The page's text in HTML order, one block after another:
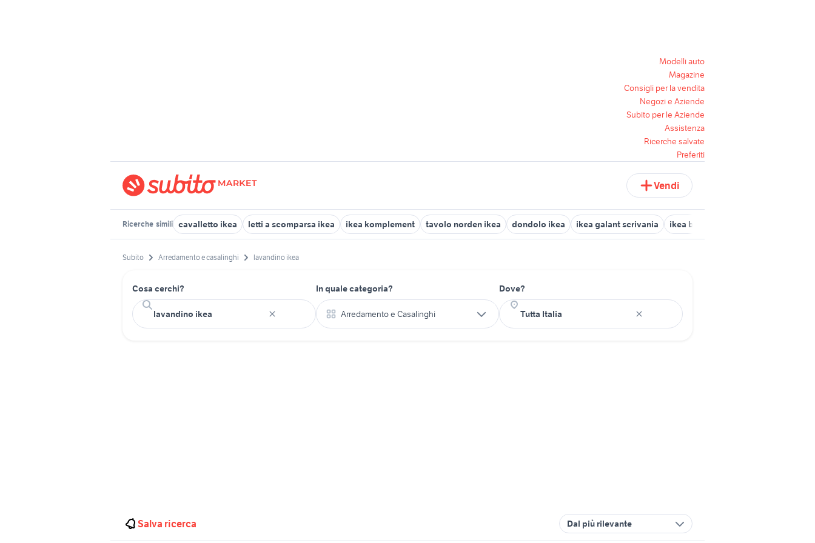
Modelli auto
Magazine
Consigli per la vendita
Negozi e Aziende
Subito per le Aziende
Assistenza
Ricerche salvate
Preferiti
Vendi
Ricerche simili cavalletto ikea letti a scomparsa ikea ikea komplement tavolo norden ikea dondolo ikea ikea galant scrivania ikea bekant
Subito Arredamento e casalinghi lavandino ikea
Cosa cerchi? In quale categoria?
Arredamento e Casalinghi
Dove?
Salva ricerca Dal più rilevante